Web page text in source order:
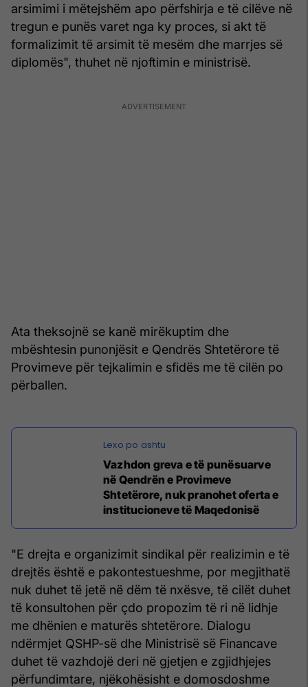
arsimimi i mëtejshëm apo përfshirja e të cilëve në
tregun e punës varet nga ky proces, si akt të
formalizimit të arsimit të mesëm dhe marrjes së
diplomës", thuhet në njoftimin e ministrisë.
Ata theksojnë se kanë mirëkuptim dhe
mbështesin punonjësit e Qendrës Shtetërore të
Provimeve për tejkalimin e sfidës me të cilën po
përballen.
Vazhdon greva e të punësuarve
në Qendrën e Provimeve
Shtetërore, nuk pranohet oferta e
institucioneve të Maqedonisë
"E drejta e organizimit sindikal për realizimin e të
drejtës është e pakontestueshme, por megjithatë
nuk duhet të jetë në dëm të nxësve, të cilët duhet
të konsultohen për çdo propozim të ri në lidhje
me dhënien e maturës shtetërore. Dialogu
ndërmjet QSHP-së dhe Ministrisë së Financave
duhet të vazhdojë deri në gjetjen e zgjidhjejes
përfundimtare, njëkohësisht e domosdoshme